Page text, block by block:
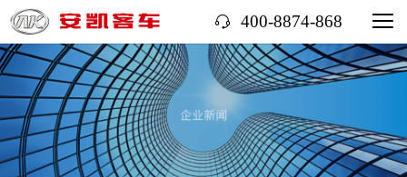
400-8874-868